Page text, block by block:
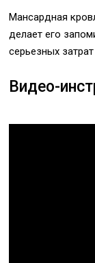
Мансардная
делает его
серьезных
Видео-